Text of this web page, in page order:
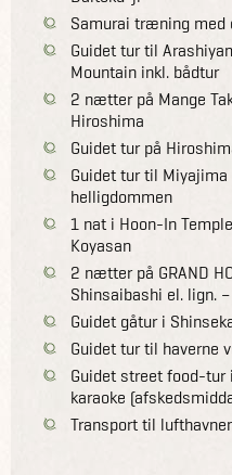
Samurai træning
Guidet tur til
Mountain inkl. bådtur
2 nætter på Mange
Hiroshima
Guidet tur på
Guidet tur til
helligdommen
1 nat i Hoon-In
Koyasan
2 nætter på GRAND
Shinsaibashi el. lign. –
Guidet gåtur i
Guidet tur til haverne
Guidet street food-
karaoke
Transport til